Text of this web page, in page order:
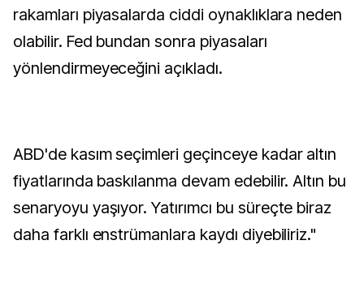
rakamları piyasalarda ciddi oynaklıklara neden
olabilir. Fed bundan sonra piyasaları
yönlendirmeyeceğini açıkladı.
ABD'de kasım seçimleri geçinceye kadar altın
fiyatlarında baskılanma devam edebilir. Altın bu
senaryoyu yaşıyor. Yatırımcı bu süreçte biraz
daha farklı enstrümanlara kaydı diyebiliriz."